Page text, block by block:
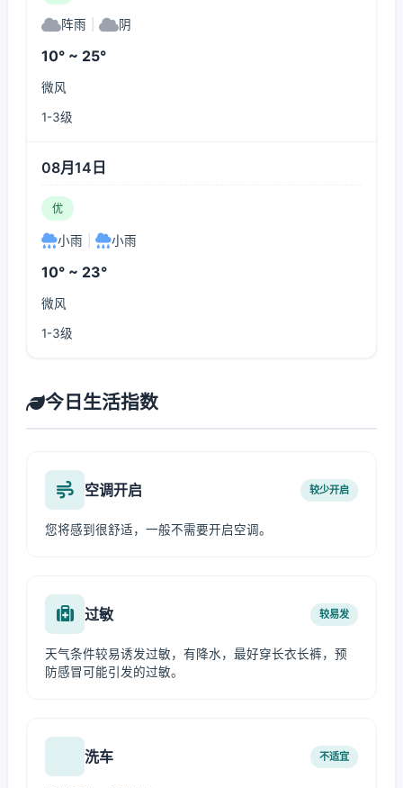
阵雨 阴
10° ~ 25°
微风
1-3级
08月14日
优
小雨 小雨
10° ~ 23°
微风
1-3级
今日生活指数
空调开启 较少开启
您将感到很舒适，一般不需要开启空调。
过敏 较易发
天气条件较易诱发过敏，有降水，最好穿长衣长裤，预
防感冒可能引发的过敏。
洗车 不适宜